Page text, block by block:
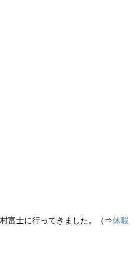
富士に行ってきました。（⇒休暇